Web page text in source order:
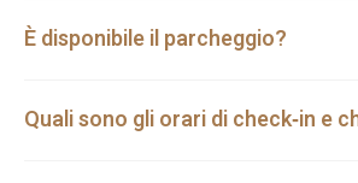
È disponibile il parcheggio?
Quali sono gli orari di check‑in e